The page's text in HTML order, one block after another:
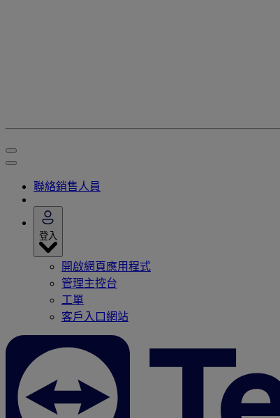
聯絡銷售人員
登入
開啟網頁應用程式
管理主控台
工單
客戶入口網站